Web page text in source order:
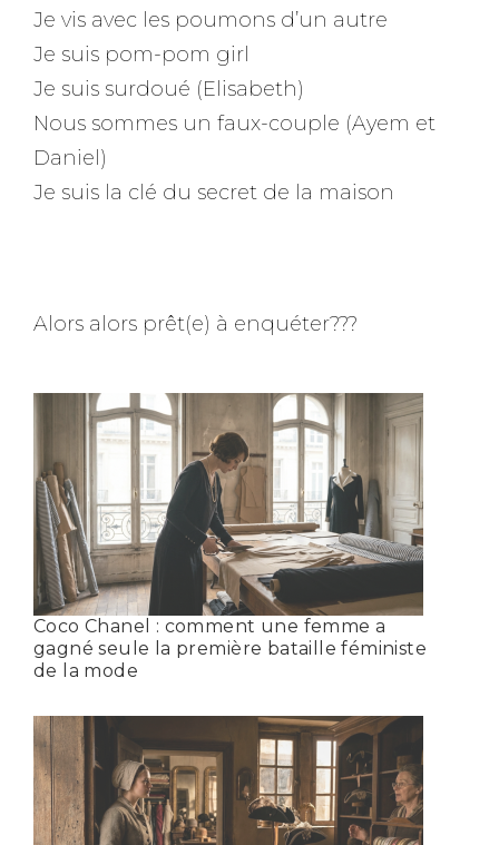
Je vis avec les poumons d’un autre
Je suis pom-pom girl
Je suis surdoué (Elisabeth)
Nous sommes un faux-couple (Ayem et
Daniel)
Je suis la clé du secret de la maison
Alors alors prêt(e) à enquéter???
Coco Chanel : comment une femme a
gagné seule la première bataille féministe
de la mode